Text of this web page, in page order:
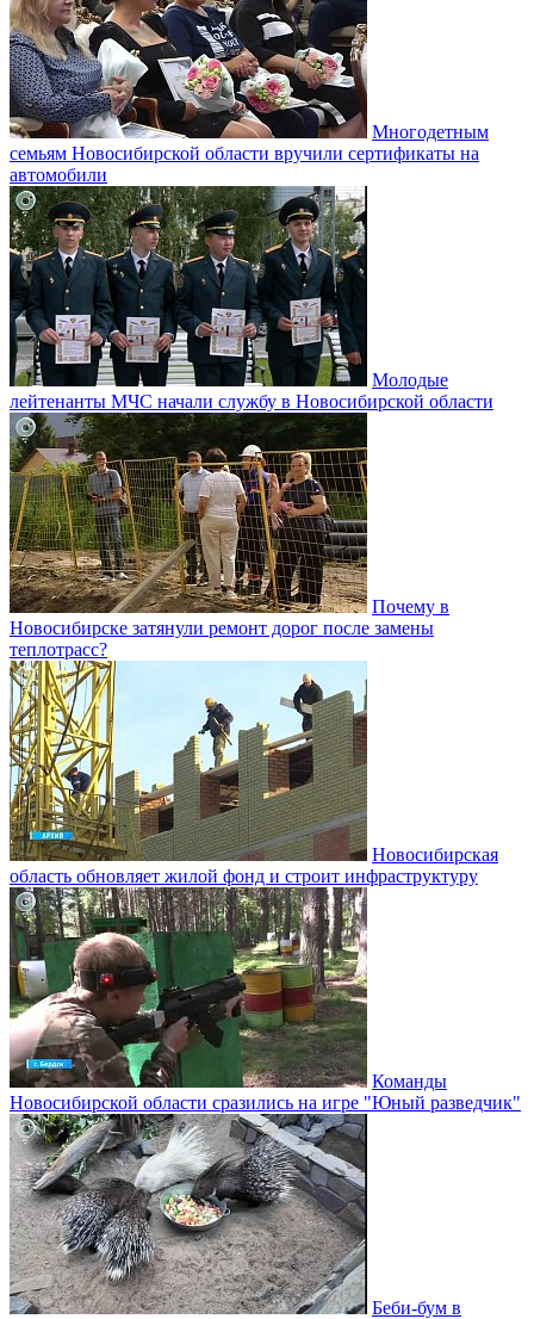
Многодетным
семьям Новосибирской области вручили сертификаты на
автомобили
Молодые
лейтенанты МЧС начали службу в Новосибирской области
Почему в
Новосибирске затянули ремонт дорог после замены
теплотрасс?
Новосибирская
область обновляет жилой фонд и строит инфраструктуру
Команды
Новосибирской области сразились на игре "Юный разведчик"
Беби-бум в